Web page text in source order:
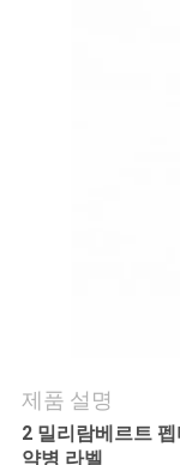
스
제품 설명
2 밀리람베르트
약병 라벨